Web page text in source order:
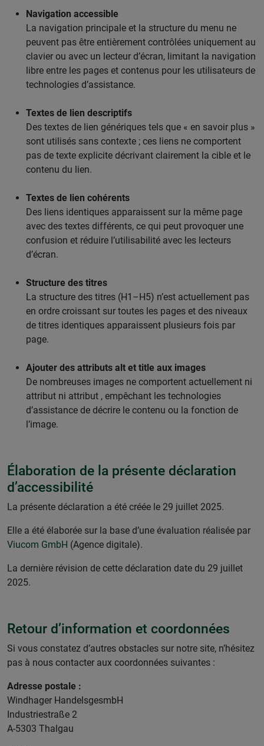
Navigation accessible
La navigation principale et la structure du menu ne
peuvent pas être entièrement contrôlées uniquement au
clavier ou avec un lecteur d’écran, limitant la navigation
libre entre les pages et contenus pour les utilisateurs de
technologies d’assistance.
Textes de lien descriptifs
Des textes de lien génériques tels que « en savoir plus »
sont utilisés sans contexte ; ces liens ne comportent
pas de texte explicite décrivant clairement la cible et le
contenu du lien.
Textes de lien cohérents
Des liens identiques apparaissent sur la même page
avec des textes différents, ce qui peut provoquer une
confusion et réduire l’utilisabilité avec les lecteurs
d’écran.
Structure des titres
La structure des titres (H1–H5) n’est actuellement pas
en ordre croissant sur toutes les pages et des niveaux
de titres identiques apparaissent plusieurs fois par
page.
Ajouter des attributs alt et title aux images
De nombreuses images ne comportent actuellement ni
attribut ni attribut , empêchant les technologies
d’assistance de décrire le contenu ou la fonction de
l’image.
Élaboration de la présente déclaration
d’accessibilité
La présente déclaration a été créée le 29 juillet 2025.
Elle a été élaborée sur la base d’une évaluation réalisée par
Viucom GmbH (Agence digitale).
La dernière révision de cette déclaration date du 29 juillet
2025.
Retour d’information et coordonnées
Si vous constatez d’autres obstacles sur notre site, n’hésitez
pas à nous contacter aux coordonnées suivantes :
Adresse postale :
Windhager HandelsgesmbH
Industriestraße 2
A-5303 Thalgau